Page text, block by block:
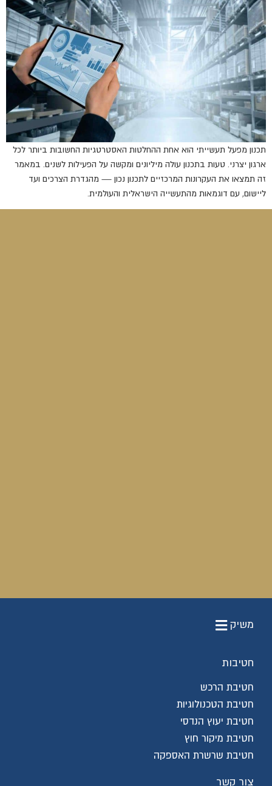
תכנון מפעל תעשייתי הוא אחת ההחלטות האסטרטגיות החשובות ביותר לכל
ארגון יצרני. טעות בתכנון עולה מיליונים ומקשה על הפעילות לשנים. במאמר
זה תמצאו את העקרונות המרכזיים לתכנון נכון — מהגדרת הצרכים ועד
ליישום, עם דוגמאות מהתעשייה הישראלית והעולמית.
משיק
חטיבות
חטיבת הרכש
חטיבת הטכנולוגיות
חטיבת יעוץ הנדסי
חטיבת מיקור חוץ
חטיבת שרשרת האספקה
צור קשר